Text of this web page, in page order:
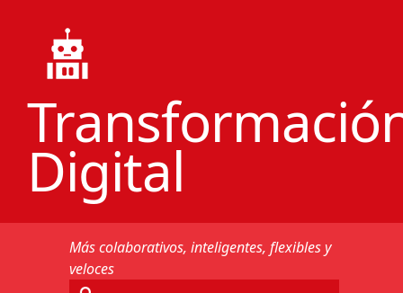
Digital
Más colaborativos, inteligentes, flexibles y
veloces